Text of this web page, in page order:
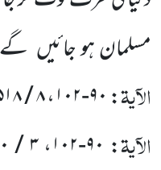
مسلمان ہو جائیں
الآیۃ:۹۰-۱۰۲ ،۸ / ۵۱۸-۵۱۹
الآیۃ: ۹۰-۱۰۲ ،۳ / ۳۹۰-۳۹۱